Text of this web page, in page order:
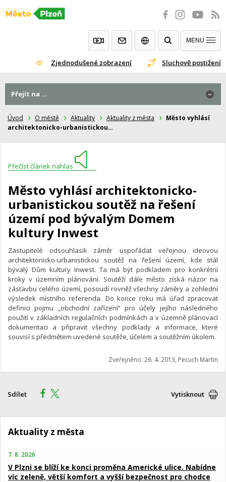
Přeskočit
Zjednodušené zobrazení Sluchově postižení
MENU
Úvod O městě Aktuality Aktuality z města
Město vyhlásí
architektonicko-urbanistickou…
Přečíst článek nahlas
Město vyhlásí architektonicko-
urbanistickou soutěž na řešení
území pod bývalým Domem
kultury Inwest
Zastupitelé odsouhlasili záměr uspořádat veřejnou ideovou
architektonicko-urbanistickou soutěž na řešení území, kde stál
bývalý Dům kultury Inwest. Ta má být podkladem pro konkrétní
kroky v územním plánování. Soutěží dále město získá názor na
zástavbu celého území, posoudí rovněž všechny záměry a zohlední
výsledek místního referenda. Do konce roku má úřad zpracovat
definici pojmu „obchodní zařízení“ pro účely jejího následného
použití v základních regulačních podmínkách a v územně plánovací
dokumentaci a připravit všechny podklady a informace, které
souvisí s předmětem uvedené soutěže, účelem a soutěžním úkolem.
Zveřejněno: 26. 4. 2013, Pecuch Martin
Sdílet Vytisknout
Přejít na ...
Aktuality z města
7. 8. 2026
V Plzni se blíží ke konci proměna Americké ulice. Nabídne
víc zeleně, větší komfort a vyšší bezpečnost pro chodce